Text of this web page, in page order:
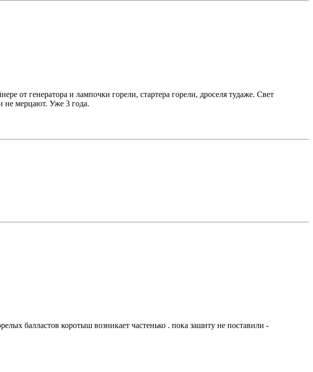
от генератора и лампочки горели, стартера горели, дроселя тудаже. Свет
не мерцают. Уже 3 года.
балластов коротыш возникает частенько . пока зашиту не поставили -